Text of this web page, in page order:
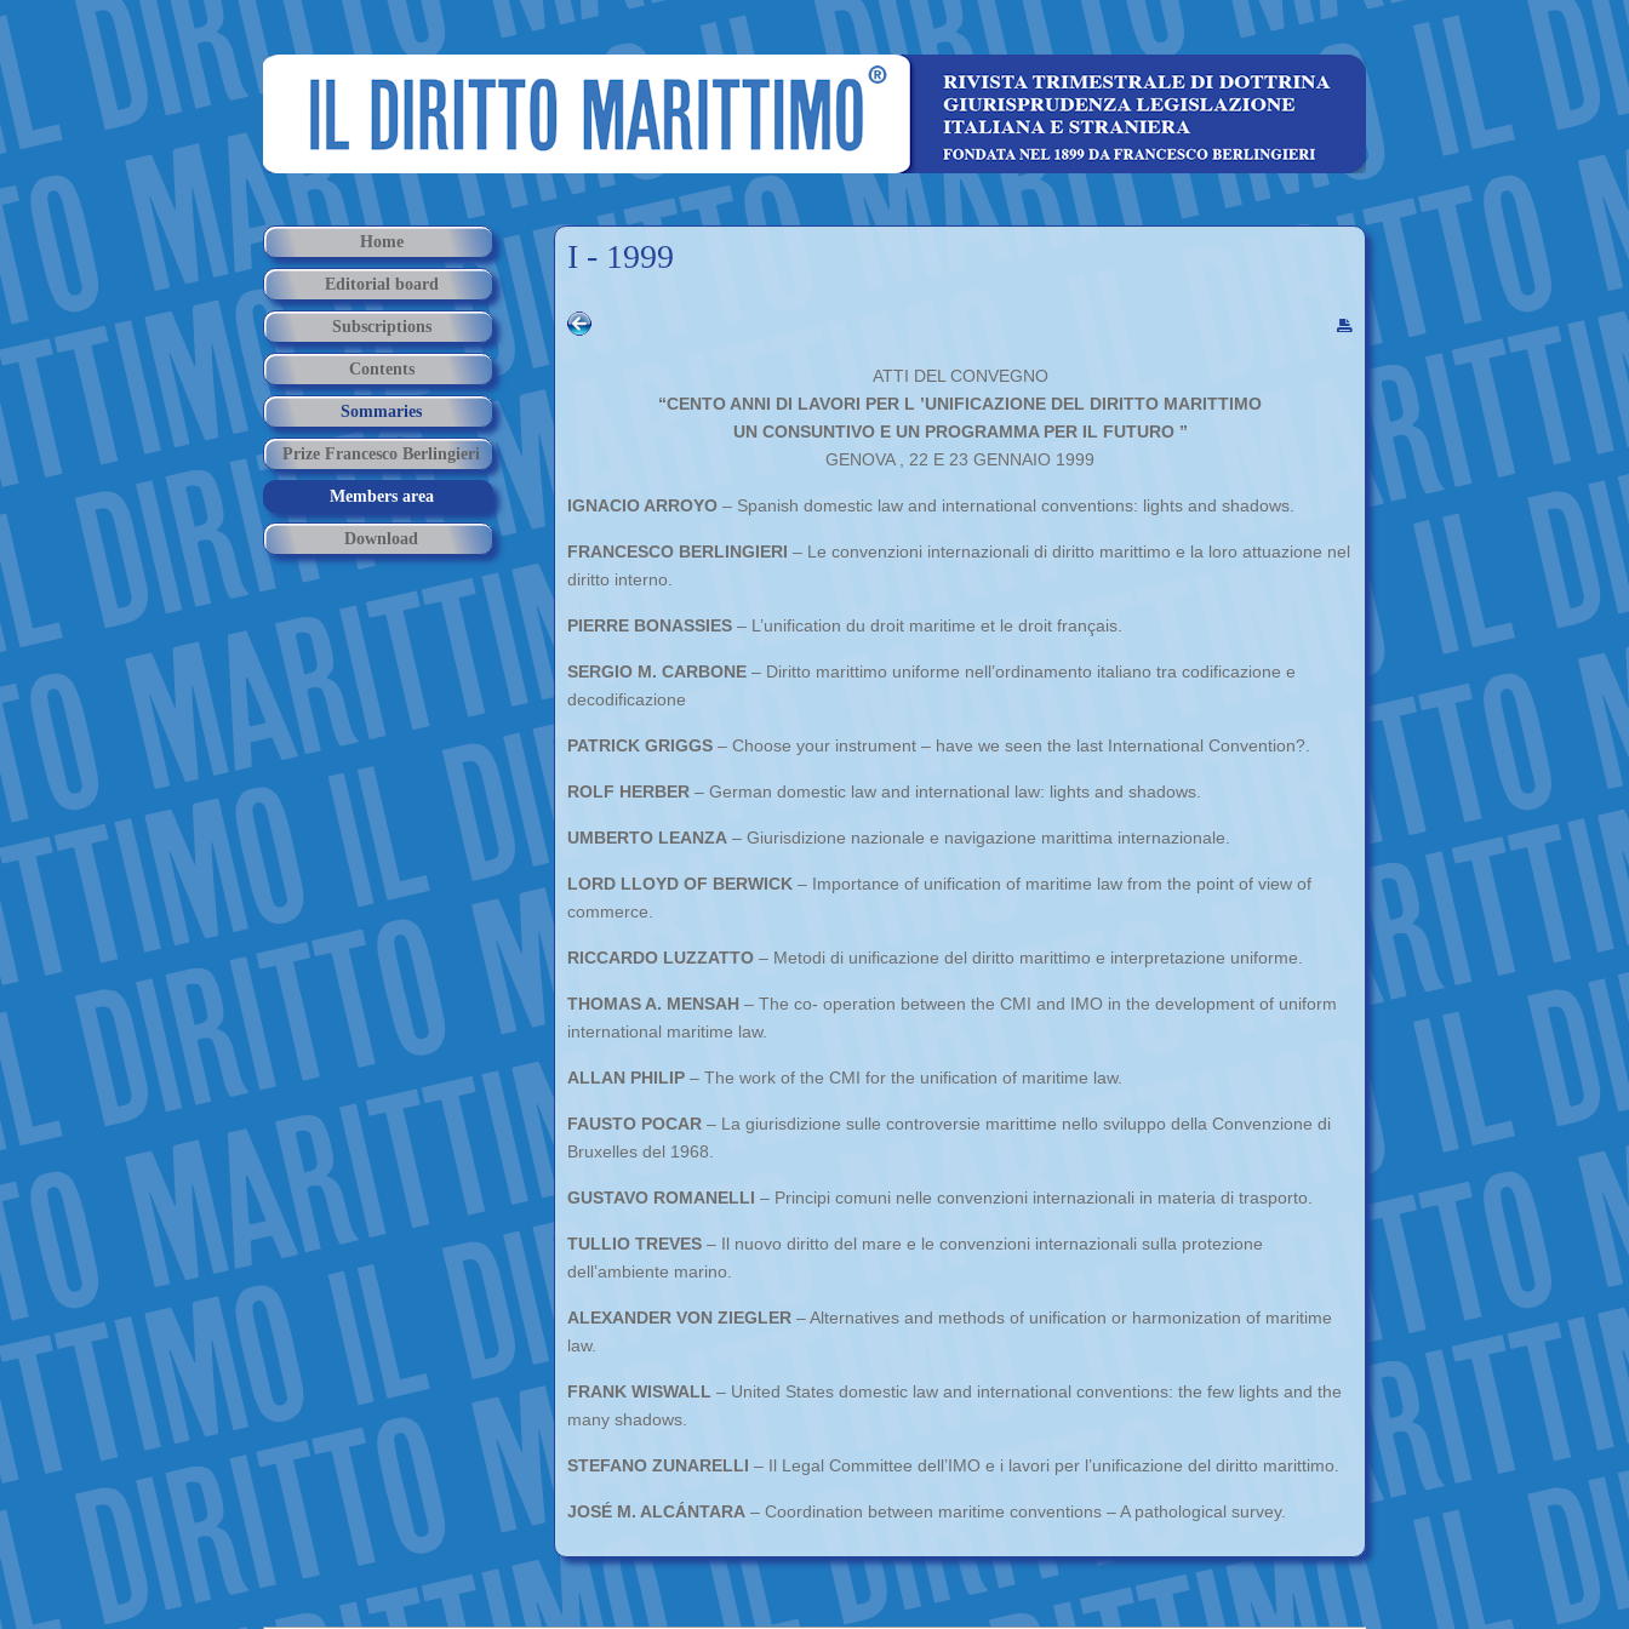
I - 1999
ATTI DEL CONVEGNO
“CENTO ANNI DI LAVORI PER L ’UNIFICAZIONE DEL DIRITTO MARITTIMO
UN CONSUNTIVO E UN PROGRAMMA PER IL FUTURO ”
GENOVA , 22 E 23 GENNAIO 1999
IGNACIO ARROYO – Spanish domestic law and international conventions: lights and shadows.
FRANCESCO BERLINGIERI – Le convenzioni internazionali di diritto marittimo e la loro attuazione nel
diritto interno.
PIERRE BONASSIES – L’unification du droit maritime et le droit français.
SERGIO M. CARBONE – Diritto marittimo uniforme nell’ordinamento italiano tra codificazione e
decodificazione
PATRICK GRIGGS – Choose your instrument – have we seen the last International Convention?.
ROLF HERBER – German domestic law and international law: lights and shadows.
UMBERTO LEANZA – Giurisdizione nazionale e navigazione marittima internazionale.
LORD LLOYD OF BERWICK – Importance of unification of maritime law from the point of view of
commerce.
RICCARDO LUZZATTO – Metodi di unificazione del diritto marittimo e interpretazione uniforme.
THOMAS A. MENSAH – The co- operation between the CMI and IMO in the development of uniform
international maritime law.
ALLAN PHILIP – The work of the CMI for the unification of maritime law.
FAUSTO POCAR – La giurisdizione sulle controversie marittime nello sviluppo della Convenzione di
Bruxelles del 1968.
GUSTAVO ROMANELLI – Principi comuni nelle convenzioni internazionali in materia di trasporto.
TULLIO TREVES – Il nuovo diritto del mare e le convenzioni internazionali sulla protezione
dell’ambiente marino.
ALEXANDER VON ZIEGLER – Alternatives and methods of unification or harmonization of maritime
law.
FRANK WISWALL – United States domestic law and international conventions: the few lights and the
many shadows.
STEFANO ZUNARELLI – Il Legal Committee dell’IMO e i lavori per l’unificazione del diritto marittimo.
JOSÉ M. ALCÁNTARA – Coordination between maritime conventions – A pathological survey.
Home
Editorial board
Subscriptions
Contents
Sommaries
Prize Francesco Berlingieri
Members area
Download